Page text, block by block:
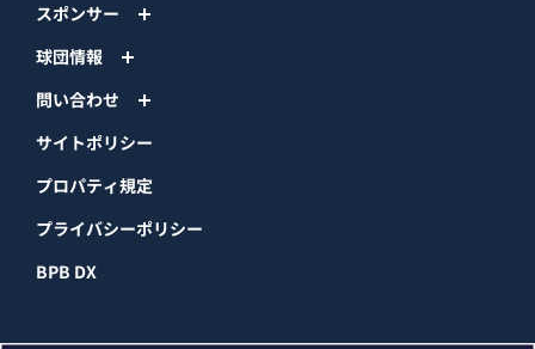
スポンサー
球団情報
問い合わせ
サイトポリシー
プロパティ規定
プライバシーポリシー
BPB DX